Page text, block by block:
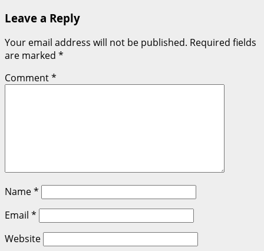
Leave a Reply
Your email address will not be published. Required fields
are marked *
Comment*
Name*
Email *
Website